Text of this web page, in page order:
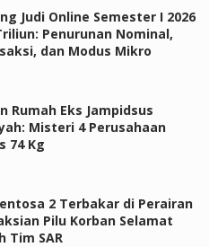
Judi Online Semester I 2026
Penurunan Nominal,
dan Modus Mikro
Rumah Eks Jampidsus
Misteri 4 Perusahaan
74 Kg
2 Terbakar di Perairan
Pilu Korban Selamat
Tim SAR